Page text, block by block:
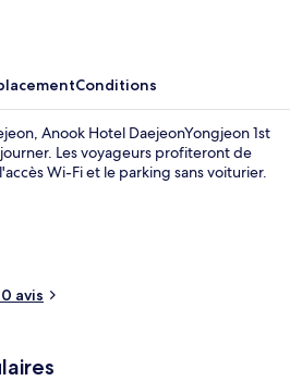
Conditions
Anook Hotel DaejeonYongjeon 1st
Les voyageurs profiteront de
Wi-Fi et le parking sans voiturier.
avis